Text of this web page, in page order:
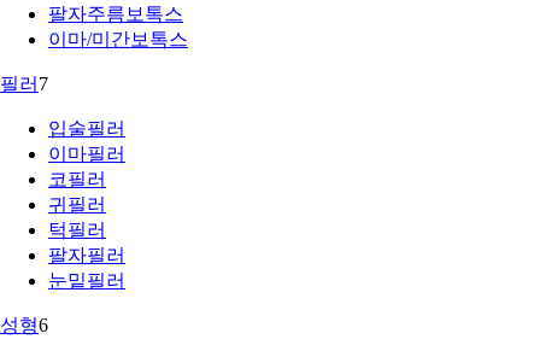
팔자주름보톡스
이마/미간보톡스
필러 7
입술필러
이마필러
코필러
귀필러
턱필러
팔자필러
눈밑필러
성형6